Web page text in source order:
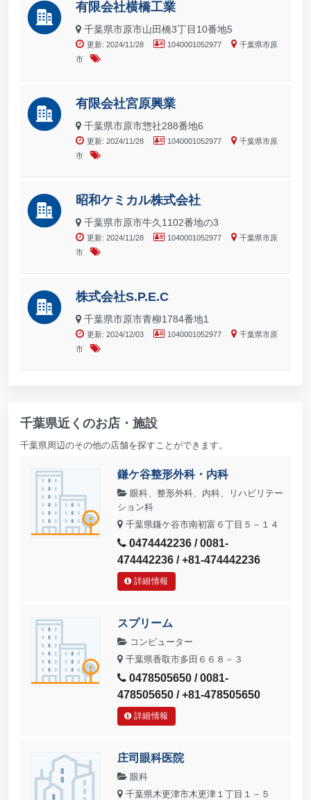
有限会社横橋工業
千葉県市原市山田橋3丁目10番地5
更新: 2024/11/28 1040001052977
千葉県市原
市
有限会社宮原興業
千葉県市原市惣社288番地6
更新: 2024/11/28 1040001052977
千葉県市原
市
昭和ケミカル株式会社
千葉県市原市牛久1102番地の3
更新: 2024/11/28 1040001052977
千葉県市原
市
株式会社S.P.E.C
千葉県市原市青柳1784番地1
更新: 2024/12/03 1040001052977
千葉県市原
市
千葉県近くのお店・施設
千葉県周辺のその他の店舗を探すことができます。
鎌ケ谷整形外科・内科
眼科、整形外科、内科、リハビリテー
ション科
千葉県鎌ケ谷市南初富６丁目５－１４
0474442236 / 0081-
474442236 / +81-474442236
詳細情報
スプリーム
コンピューター
千葉県香取市多田６６８－３
0478505650 / 0081-
478505650 / +81-478505650
詳細情報
庄司眼科医院
眼科
千葉県木更津市木更津１丁目１－５